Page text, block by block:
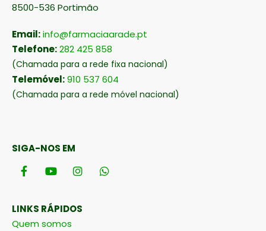
8500-536 Portimão
Email:info@farmaciaarade.pt
Telefone:282 425 858
(Chamada para a rede fixa nacional)
Telemóvel:910 537 604
(Chamada para a rede móvel nacional)
SIGA-NOS EM
LINKS RÁPIDOS
Quem somos